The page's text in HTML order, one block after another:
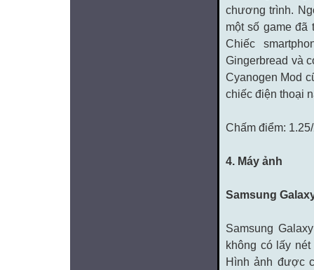
chương trình.
một số game đã
Chiếc
Gingerbread và
Cyanogen Mod
chiếc điện thoại
Chấm điểm:
4. Máy ảnh
Samsung
Samsung
không có lấy
Hình ảnh được